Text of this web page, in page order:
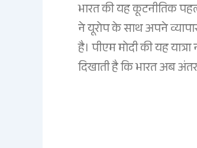
भारत की यह कूटनीतिक
ने यूरोप के साथ अपने
है। पीएम मोदी की यह
दिखाती है कि भारत अब